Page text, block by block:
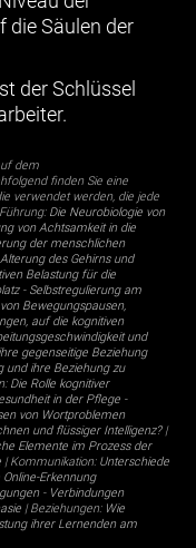
die Säulen der
der Schlüssel
dem
finden Sie eine
verwendet werden, die jede
Die Neurobiologie von
von Achtsamkeit in die
der menschlichen
des Gehirns und
Belastung für die
- Selbstregulierung am
Bewegungspausen,
auf die kognitiven
und
gegenseitige Beziehung
und ihre Beziehung zu
Die Rolle kognitiver
in der Pflege-
von Wortproblemen
und flüssiger Intelligenz?|
Elemente im Prozess der
| Kommunikation: Unterschiede
Erkennung
- Verbindungen
| Beziehungen: Wie
ihrer Lernenden am